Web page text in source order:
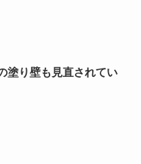
塗り壁も見直されてい